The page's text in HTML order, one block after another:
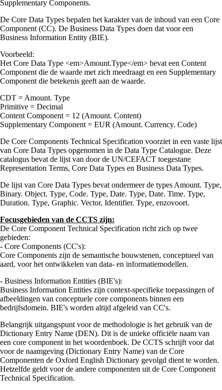
Supplementary Components.
De Core Data Types bepalen het karakter van de inhoud van een Core
Component (CC). De Business Data Types doen dat voor een
Business Information Entity (BIE).
Voorbeeld:
Het Core Data Type <em>Amount.Type</em> bevat een Content
Component die de waarde met zich meedraagt en een Supplementary
Component die betekenis geeft aan de waarde.
CDT = Amount. Type
Primitive = Decimal
Content Component = 12 (Amount. Content)
Supplementary Component = EUR (Amount. Currency. Code)
De Core Components Technical Specification voorziet in een vaste lijst
van Core Data Types opgenomen in de Data Type Catalogue. Deze
catalogus bevat de lijst van door de UN/CEFACT toegestane
Representation Terms, Core Data Types en Business Data Types.
De lijst van Core Data Types bevat ondermeer de types Amount. Type,
Binary. Object. Type, Code. Type, Date. Type, Date. Time. Type,
Duration. Type, Graphic. Vector, Identifier. Type, enzovoort.
Focusgebieden van de CCTS zijn:
De Core Component Technical Specification richt zich op twee
gebieden:
- Core Components (CC's):
Core Components zijn de semantische bouwstenen, conceptueel van
aard, voor het ontwikkelen van data- en informatiemodellen.
- Business Information Entities (BIE's):
Business Information Entities zijn context-specifieke toepassingen of
afbeeldingen van conceptuele core components binnen een
bedrijfsdomein. BIE's worden altijd afgeleid van CC's.
Belangrijk uitgangspunt voor de methodologie is het gebruik van de
Dictionary Entry Name (DEN). Dit is de unieke officiële naam van
een core component in het woordenboek. De CCTS schrijft voor dat
voor de naamgeving (Dictionary Entry Name) van de Core
Componenten de Oxford English Dictionary gevolgd dient te worden.
Hetzelfde geldt voor de andere componenten uit de Core Component
Technical Specification.